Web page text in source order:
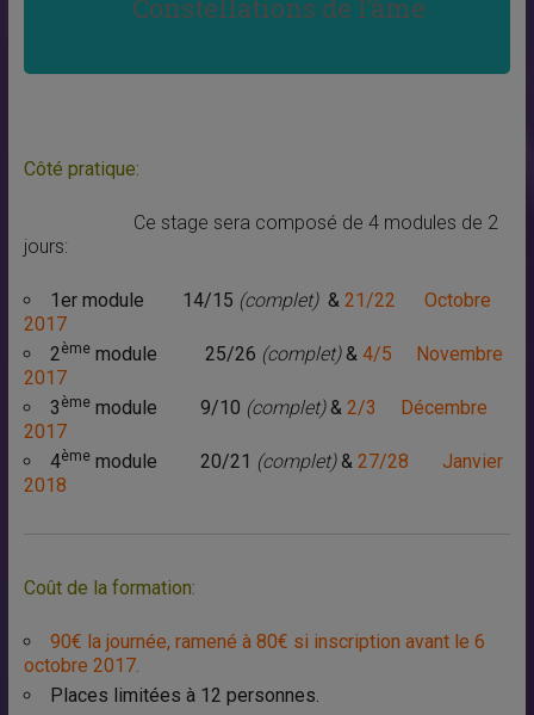
Constellations de l’âme
Côté pratique:
Ce stage sera composé de 4 modules de 2
jours:
1er module 14/15 (complet)& 21/22 Octobre
2017
2èmemodule 25/26 (complet)& 4/5 Novembre
2017
3 èmemodule 9/10 (complet)& 2/3 Décembre
2017
4èmemodule 20/21 (complet)& 27/28 Janvier
2018
Coût de la formation:
90€ la journée, ramené à 80€ si inscription avant le 6
octobre 2017.
Places limitées à 12 personnes.